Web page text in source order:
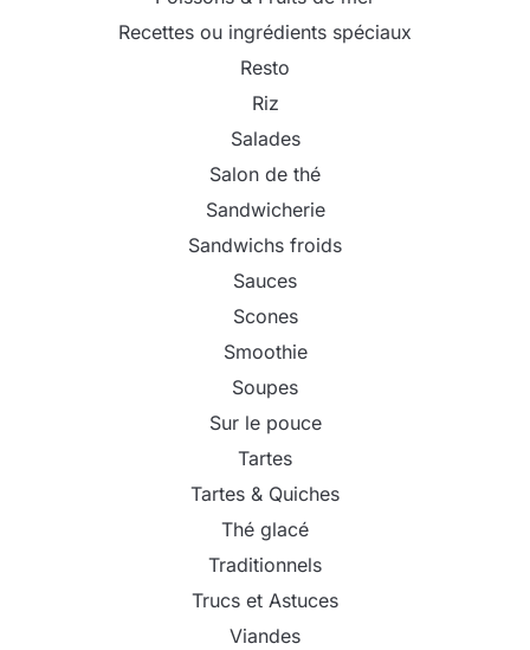
Recettes ou ingrédients spéciaux
Resto
Riz
Salades
Salon de thé
Sandwicherie
Sandwichs froids
Sauces
Scones
Smoothie
Soupes
Sur le pouce
Tartes
Tartes & Quiches
Thé glacé
Traditionnels
Trucs et Astuces
Viandes